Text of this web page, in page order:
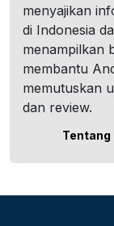
menyajikan
di Indonesia
menampilkan
membantu
memutuskan
dan review.
Tentang